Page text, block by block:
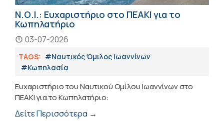
Ν.Ο.Ι.: Ευχαριστήριο στο ΠΕΑΚΙ για το
Κωπηλατήριο
03-07-2026
TAGS: #Ναυτικός Όμιλος Ιωαννίνων
#Κωπηλασία
Ευχαριστήριο του Ναυτικού Ομίλου Ιωαννίνων στο
ΠΕΑΚΙ για το Κωπηλατήριο:
Δείτε Περισσότερα →